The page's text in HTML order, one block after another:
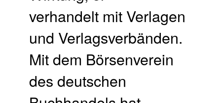
verhandelt mit Verlagen
und Verlagsverbänden.
Mit dem Börsenverein
des deutschen